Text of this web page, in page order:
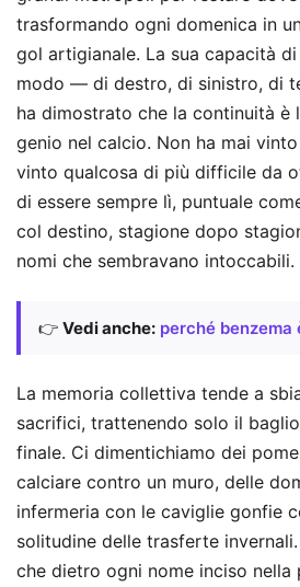
trasformando ogni domenica in
gol artigianale. La sua capacità
modo — di destro, di sinistro, di
ha dimostrato che la continuità è
genio nel calcio. Non ha mai
vinto qualcosa di più difficile da
di essere sempre lì, puntuale
col destino, stagione dopo
nomi che sembravano intoccabili.
👉 Vedi anche: perché benzema
La memoria collettiva tende a
sacrifici, trattenendo solo il
finale. Ci dimentichiamo dei
calciare contro un muro, delle
infermeria con le caviglie gonfie
solitudine delle trasferte
che dietro ogni nome inciso nella